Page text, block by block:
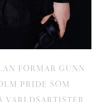
FORMAR GUNN
PRIDE SOM